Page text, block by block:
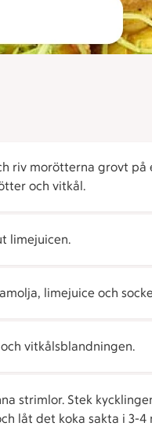
riv morötterna grovt på
och vitkål.
limejuicen.
limejuice och
vitkålsblandningen.
strimlor. Stek
låt det koka sakta i 3-4